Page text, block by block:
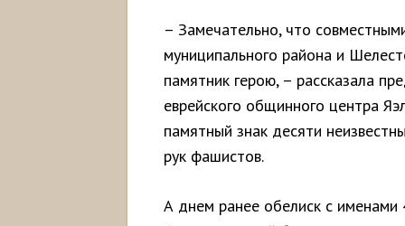
– Замечательно, что
муниципального района и
памятник герою, – рассказала
еврейского общинного центра
памятный знак десяти
рук фашистов.
А днем ранее обелиск с